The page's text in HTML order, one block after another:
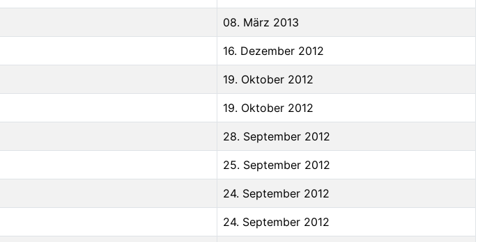
08. März 2013
16. Dezember 2012
19. Oktober 2012
19. Oktober 2012
28. September 2012
25. September 2012
24. September 2012
24. September 2012